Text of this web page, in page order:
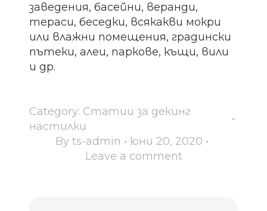
заведения, басейни, веранди,
тераси, беседки, всякакви мокри
или влажни помещения, градински
пътеки, алеи, паркове, къщи, вили
и др.
Category: Статии за декинг
настилки
By ts-admin
юни 20, 2020
Leave a comment